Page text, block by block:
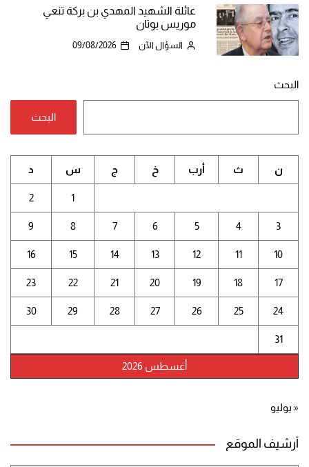
عائلة الشهيد المهدي بن بركة تنعي
موريس بوتان
السؤال الآن 09/08/2026
البحث
البحث
أغسطس 2026
ن ث أرب خ ج س د
1
2
3
4
5
6
7
8
9
10
11
12
13
14
15
16
17
18
19
20
21
22
23
24
25
26
27
28
29
30
31
« يوليو
أرشيف الموقع